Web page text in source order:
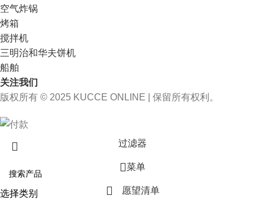
空气炸锅
烤箱
搅拌机
三明治和华夫饼机
船舶
关注我们
版权所有 © 2025 KUCCE ONLINE | 保留所有权利。
选择类别
过滤器
菜单
愿望清单